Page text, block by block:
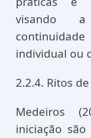
visando
individual ou
2.2.4. Ritos
Medeiros
iniciação